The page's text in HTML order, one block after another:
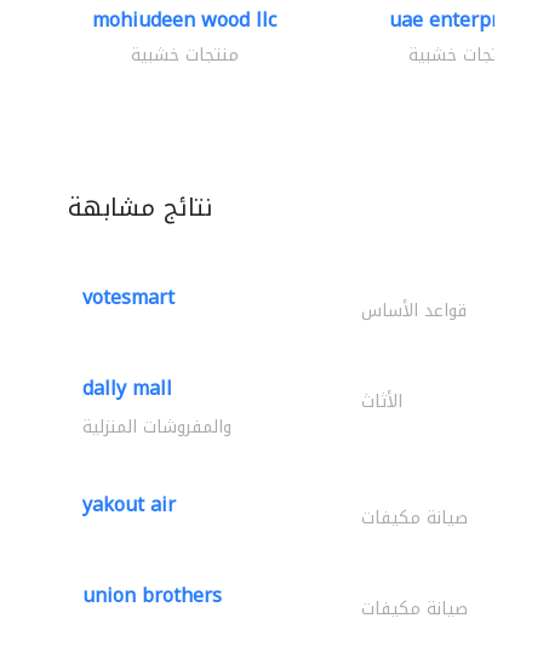
mohiudeen wood llc
منتجات خشبية
uae enterprises
منتجات خشبية
نتائج مشابهة
votesmart قواعد الأساس
dally mall الأثاث
والمفروشات المنزلية
yakout air صيانة مكيفات
union brothers صيانة مكيفات